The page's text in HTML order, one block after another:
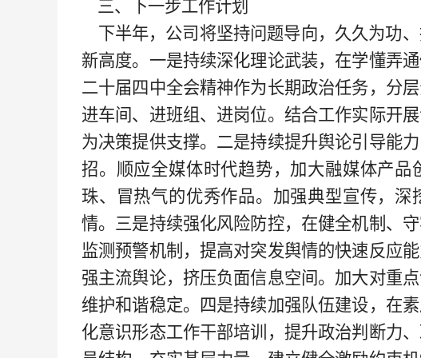
三、下一步工作计划
下半年，公司将坚持问题导向，久久为功
新高度。一是持续深化理论武装，在学懂弄
二十届四中全会精神作为长期政治任务，分
进车间、进班组、进岗位。结合工作实际开
为决策提供支撑。二是持续提升舆论引导能
招。顺应全媒体时代趋势，加大融媒体产
珠、冒热气的优秀作品。加强典型宣传，
情。三是持续强化风险防控，在健全机制、
监测预警机制，提高对突发舆情的快速反应
强主流舆论，挤压负面信息空间。加大对重
维护和谐稳定。四是持续加强队伍建设，在
化意识形态工作干部培训，提升政治判断力